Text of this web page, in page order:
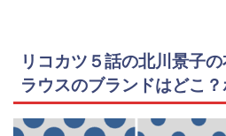
リコカツ５話の北川景子
ラウスのブランドはどこ